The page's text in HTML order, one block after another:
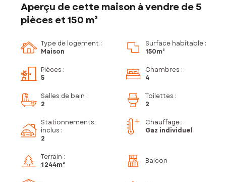
Aperçu de cette maison à vendre de 5
pièces et 150 m²
Type de logement :
Maison
Surface habitable :
150m²
Pièces :
5
Chambres :
4
Salles de bain :
2
Toilettes :
2
Stationnements
inclus :
2
Chauffage :
Gaz individuel
Terrain :
1 244m²
Balcon